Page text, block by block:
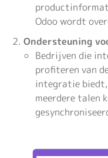
Odoo wordt
Ondersteuning
Bedrijven die
profiteren van
integratie
meerdere talen